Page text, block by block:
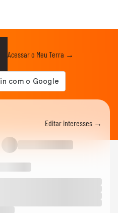
Acessar o Meu Terra →
Editar interesses →